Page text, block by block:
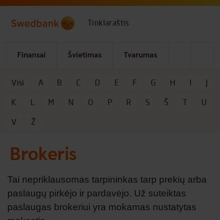
Skip to main content
Tinklaraštis
Finansai Švietimas Tvarumas
Visi A B C D E F G H I J
K L M N O P R S Š T U
V Ž
Brokeris
Tai nepriklausomas tarpininkas tarp prekių arba
paslaugų pirkėjo ir pardavėjo. Už suteiktas
paslaugas brokeriui yra mokamas nustatytas